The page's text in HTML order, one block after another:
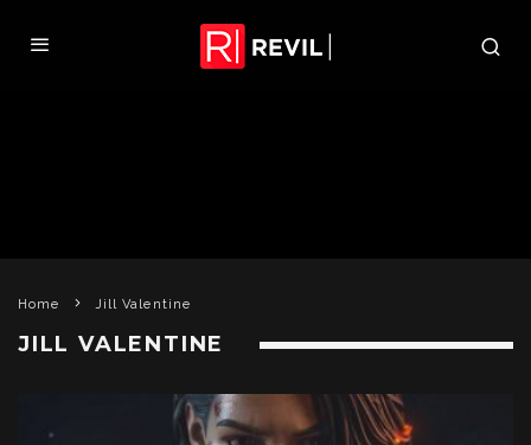
Home Jill Valentine
JILL VALENTINE